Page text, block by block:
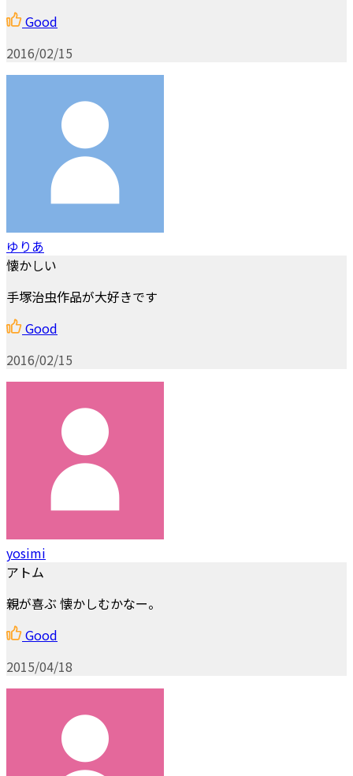
Good
2016/02/15
ゆりあ
懐かしい
手塚治虫作品が大好きです
Good
2016/02/15
yosimi
アトム
親が喜ぶ 懐かしむかなー。
Good
2015/04/18